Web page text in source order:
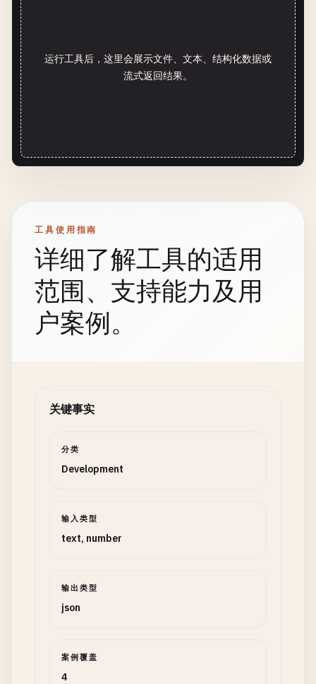
运行工具后，这里会展示文件、文本、结构化数据或
流式返回结果。
工具使用指南
详细了解工具的适用
范围、支持能力及用
户案例。
关键事实
分类
Development
输入类型
text, number
输出类型
json
案例覆盖
4